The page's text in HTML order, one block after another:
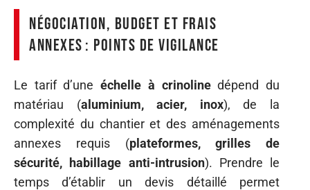
Négociation, budget et frais
annexes : points de vigilance
Le tarif d’uneéchelle à crinolinedépend du
matériau (aluminium, acier, inox), de la
complexité du chantier et des aménagements
annexes requis (plateformes, grilles de
sécurité, habillage anti-intrusion). Prendre le
temps d’établir un devis détaillé permet